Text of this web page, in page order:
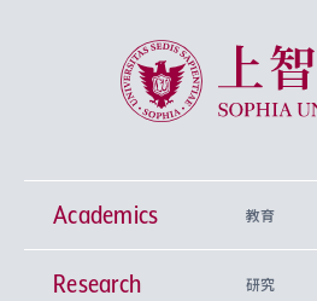
上智大学 Sophia
Academics 教育
学部
Research 研究